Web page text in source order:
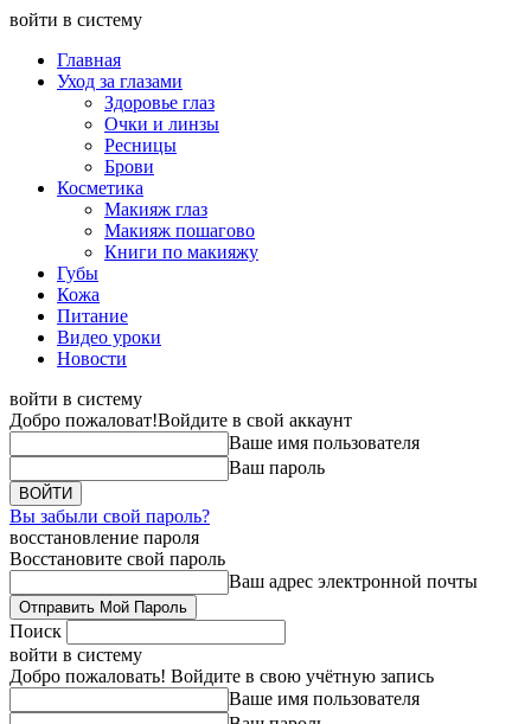
войти в систему
Главная
Уход за глазами
Здоровье глаз
Очки и линзы
Ресницы
Брови
Косметика
Макияж глаз
Макияж пошагово
Книги по макияжу
Губы
Кожа
Питание
Видео уроки
Новости
войти в систему
Добро пожаловат!Войдите в свой аккаунт
Ваше имя пользователя
Ваш пароль
Вы забыли свой пароль?
восстановление пароля
Восстановите свой пароль
Ваш адрес электронной почты
Поиск
войти в систему
Добро пожаловать! Войдите в свою учётную запись
Ваше имя пользователя